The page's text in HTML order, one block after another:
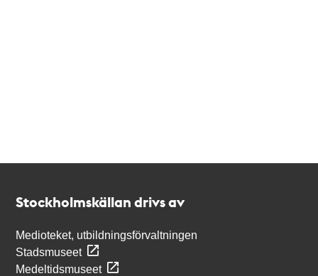
Stockholmskällan drivs av
Medioteket, utbildningsförvaltningen
Stadsmuseet
Medeltidsmuseet